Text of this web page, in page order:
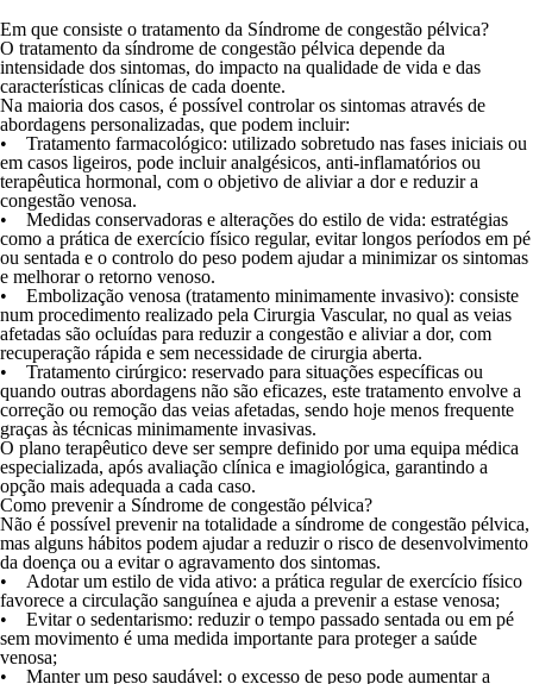
Em que consiste o tratamento da Síndrome de congestão pélvica?
O tratamento da síndrome de congestão pélvica depende da
intensidade dos sintomas, do impacto na qualidade de vida e das
características clínicas de cada doente.
Na maioria dos casos, é possível controlar os sintomas através de
abordagens personalizadas, que podem incluir:
•
Tratamento farmacológico: utilizado sobretudo nas fases iniciais ou
em casos ligeiros, pode incluir analgésicos, anti-inflamatórios ou
terapêutica hormonal, com o objetivo de aliviar a dor e reduzir a
congestão venosa.
• Medidas conservadoras e alterações do estilo de vida: estratégias
como a prática de exercício físico regular, evitar longos períodos em pé
ou sentada e o controlo do peso podem ajudar a minimizar os sintomas
e melhorar o retorno venoso.
• Embolização venosa (tratamento minimamente invasivo): consiste
num procedimento realizado pela Cirurgia Vascular, no qual as veias
afetadas são ocluídas para reduzir a congestão e aliviar a dor, com
recuperação rápida e sem necessidade de cirurgia aberta.
• Tratamento cirúrgico: reservado para situações específicas ou
quando outras abordagens não são eficazes, este tratamento envolve a
correção ou remoção das veias afetadas, sendo hoje menos frequente
graças às técnicas minimamente invasivas.
O plano terapêutico deve ser sempre definido por uma equipa médica
especializada, após avaliação clínica e imagiológica, garantindo a
opção mais adequada a cada caso.
Como prevenir a Síndrome de congestão pélvica?
Não é possível prevenir na totalidade a síndrome de congestão pélvica,
mas alguns hábitos podem ajudar a reduzir o risco de desenvolvimento
da doença ou a evitar o agravamento dos sintomas.
• Adotar um estilo de vida ativo: a prática regular de exercício físico
favorece a circulação sanguínea e ajuda a prevenir a estase venosa;
• Evitar o sedentarismo: reduzir o tempo passado sentada ou em pé
sem movimento é uma medida importante para proteger a saúde
venosa;
• Manter um peso saudável: o excesso de peso pode aumentar a